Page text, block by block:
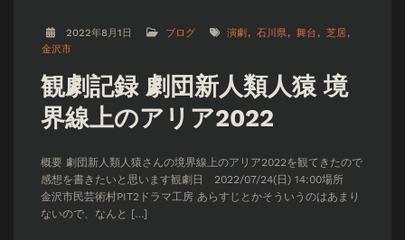
2022年8月1日 ブログ 演劇 石川県 舞台
芝居
金沢市
観劇記録 劇団新人類人猿 境
界線上のアリア2022
概要 劇団新人類人猿さんの境界線上のアリア2022を観てきたので
感想を書きたいと思います観劇日 2022/07/24(日) 14:00場所
金沢市民芸術村PIT2ドラマ工房 あらすじとかそういうのはあまり
ないので、なんと […]